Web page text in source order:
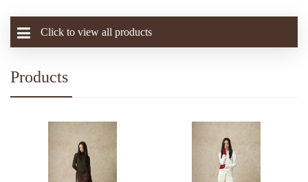
Click to view all products
Products